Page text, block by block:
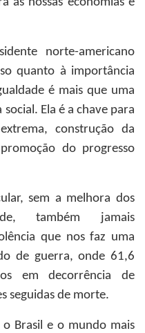
norte-americano
quanto à importância
é mais que uma
Ela é a chave para
construção da
do progresso
sem a melhora dos
também jamais
que nos faz uma
de guerra, onde 61,6
em decorrência de
seguidas de morte.
Brasil e o mundo mais